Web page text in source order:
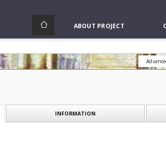
ABOUT PROJECT
INFORMATION